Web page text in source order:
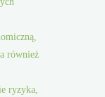
również
ryzyka,